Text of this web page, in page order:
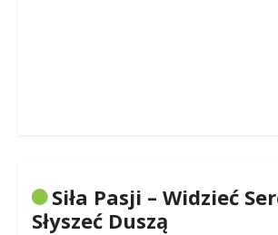
Siła Pasji – Widzieć
Słyszeć Duszą